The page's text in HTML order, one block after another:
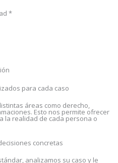
*
para cada caso
áreas como derecho,
Esto nos permite ofrecer
la realidad de cada persona o
concretas
analizamos su caso y le